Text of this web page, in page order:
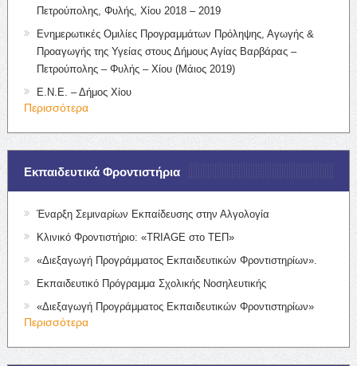
Πετρούπολης, Φυλής, Χίου 2018 – 2019
Ενημερωτικές Ομιλίες Προγραμμάτων Πρόληψης, Αγωγής &
Προαγωγής της Υγείας στους Δήμους Αγίας Βαρβάρας –
Πετρούπολης – Φυλής – Χίου (Μάιος 2019)
Ε.Ν.Ε. – Δήμος Χίου
Περισσότερα
Εκπαιδευτικά Φροντιστήρια
Έναρξη Σεμιναρίων Εκπαίδευσης στην Αλγολογία
Κλινικό Φροντιστήριο: «TRIAGE στο ΤΕΠ»
«Διεξαγωγή Προγράμματος Εκπαιδευτικών Φροντιστηρίων».
Εκπαιδευτικό Πρόγραμμα Σχολικής Νοσηλευτικής
«Διεξαγωγή Προγράμματος Εκπαιδευτικών Φροντιστηρίων»
Περισσότερα